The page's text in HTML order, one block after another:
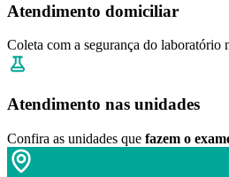
Atendimento domiciliar
Coleta com a segurança do laboratório
Atendimento nas unidades
Confira as unidades que fazem o